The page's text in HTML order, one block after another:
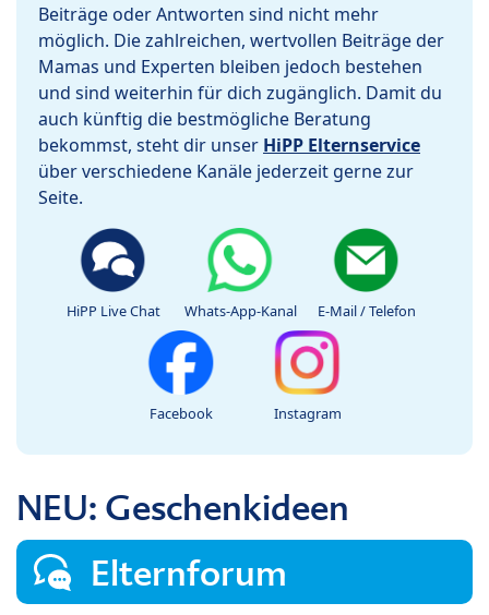
Beiträge oder Antworten sind nicht mehr
möglich. Die zahlreichen, wertvollen Beiträge der
Mamas und Experten bleiben jedoch bestehen
und sind weiterhin für dich zugänglich. Damit du
auch künftig die bestmögliche Beratung
bekommst, steht dir unser HiPP Elternservice
über verschiedene Kanäle jederzeit gerne zur
Seite.
HiPP Live Chat Whats-App-Kanal E-Mail / Telefon
Facebook Instagram
NEU: Geschenkideen
Elternforum